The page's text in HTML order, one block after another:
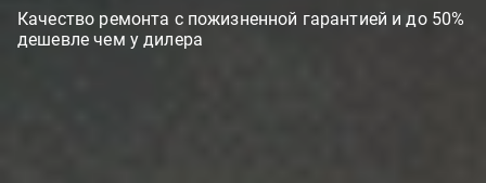
Качество ремонта с пожизненной гарантией и до 50%
дешевле чем у дилера